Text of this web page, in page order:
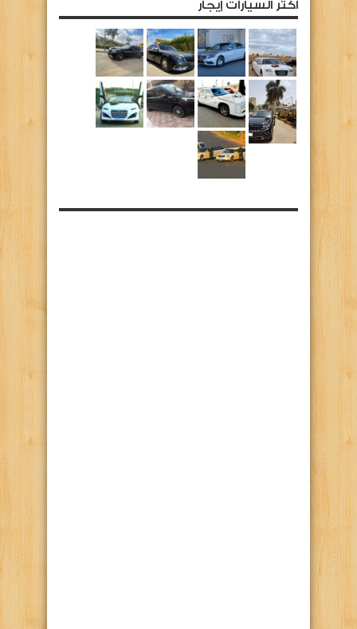
أكثر السيارات إيجار